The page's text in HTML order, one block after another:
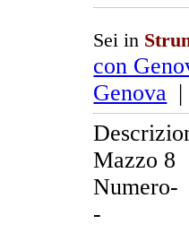
Sei in
con
Genova |
Mazzo 8
Numero-
-